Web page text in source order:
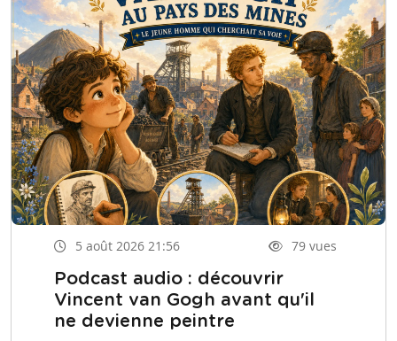
5 août 2026 21:56 79 vues
Podcast audio : découvrir
Vincent van Gogh avant qu'il
ne devienne peintre